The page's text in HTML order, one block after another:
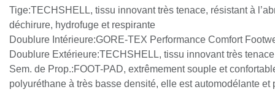
Tige:TECHSHELL, tissu innovant très tenace, résistant à
déchirure, hydrofuge et respirante
Doublure Intérieure:GORE-TEX Performance Comfort
Doublure Extérieure:TECHSHELL, tissu innovant très
Sem. de Prop.:FOOT-PAD, extrêmement souple et
polyuréthane à très basse densité, elle est